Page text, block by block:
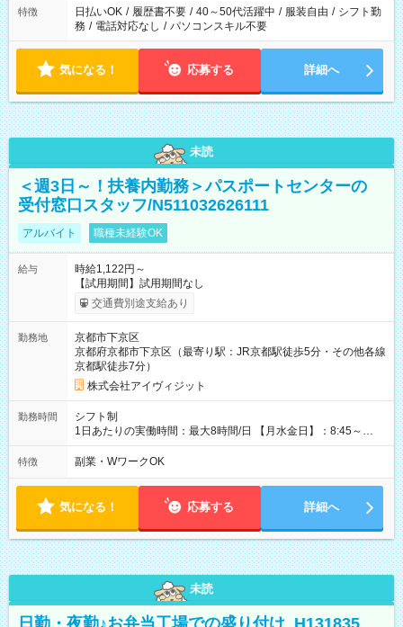
特徴 日払いOK / 履歴書不要 / 40～50代活躍中 / 服装自由 / シフト勤
務 / 電話対応なし / パソコンスキル不要
気になる！ 応募する 詳細へ
未読
＜週3日～！扶養内勤務＞パスポートセンターの
受付窓口スタッフ/N511032626111
アルバイト 職種未経験OK
給与
時給1,122円～
【試用期間】試用期間なし
交通費別途支給あり
勤務地
京都市下京区
京都府京都市下京区（最寄り駅：JR京都駅徒歩5分・その他各線
京都駅徒歩7分）
株式会社アイヴィジット
勤務時間
シフト制
1日あたりの実働時間：最大8時間/日 【月水金日】：8:45～
16:30 【火木】：8:45～19:00 週3日～OK、シフト制 ※扶養内
勤務OK ※月1回～2回程度、日曜日出勤をお願いします。 ※時間
ん。
特徴 副業・WワークOK
気になる！ 応募する 詳細へ
未読
日勤・夜勤♪お弁当工場での盛り付け_H131835